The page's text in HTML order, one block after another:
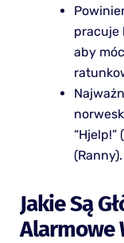
pracuje
aby
“Hjelp!”
(Ranny).
Jakie Są
Alarmowe